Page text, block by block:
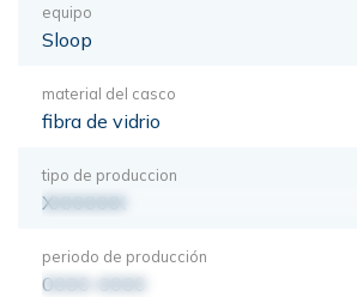
equipo
Sloop
material del casco
fibra de vidrio
tipo de produccion
XXXXXXX
periodo de producción
0000-0000